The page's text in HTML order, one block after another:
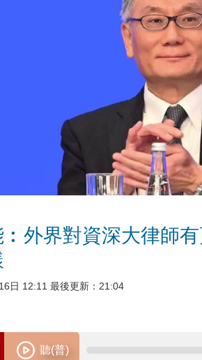
外界對資深大律師
日 12:11 最後更新：21:04